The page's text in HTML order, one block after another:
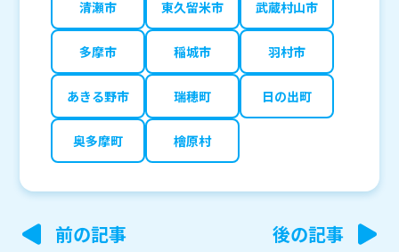
清瀬市 東久留米市 武蔵村山市
多摩市 稲城市 羽村市
あきる野市 瑞穂町 日の出町
奥多摩町 檜原村
投
前の記事 後の記事